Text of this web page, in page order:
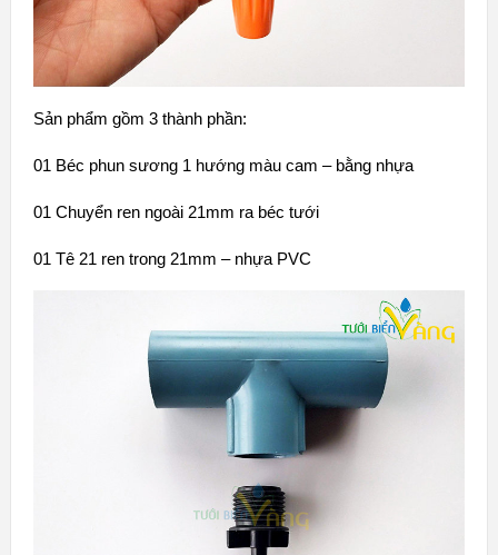
Sản phẩm gồm 3 thành phần:
01 Béc phun sương 1 hướng màu cam – bằng nhựa
01 Chuyển ren ngoài 21mm ra béc tưới
01 Tê 21 ren trong 21mm – nhựa PVC